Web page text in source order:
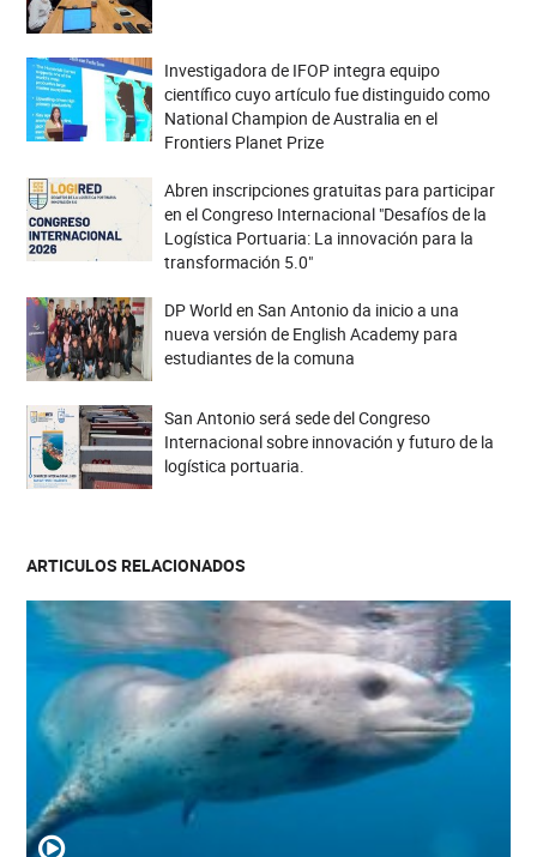
Investigadora de IFOP integra equipo
científico cuyo artículo fue distinguido como
National Champion de Australia en el
Frontiers Planet Prize
Abren inscripciones gratuitas para participar
en el Congreso Internacional "Desafíos de la
Logística Portuaria: La innovación para la
transformación 5.0"
DP World en San Antonio da inicio a una
nueva versión de English Academy para
estudiantes de la comuna
San Antonio será sede del Congreso
Internacional sobre innovación y futuro de la
logística portuaria.
ARTICULOS RELACIONADOS